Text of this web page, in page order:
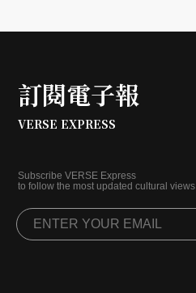
訂閱電子報
VERSE EXPRESS
Subscribe VERSE Express
to follow the most updated cultural views.